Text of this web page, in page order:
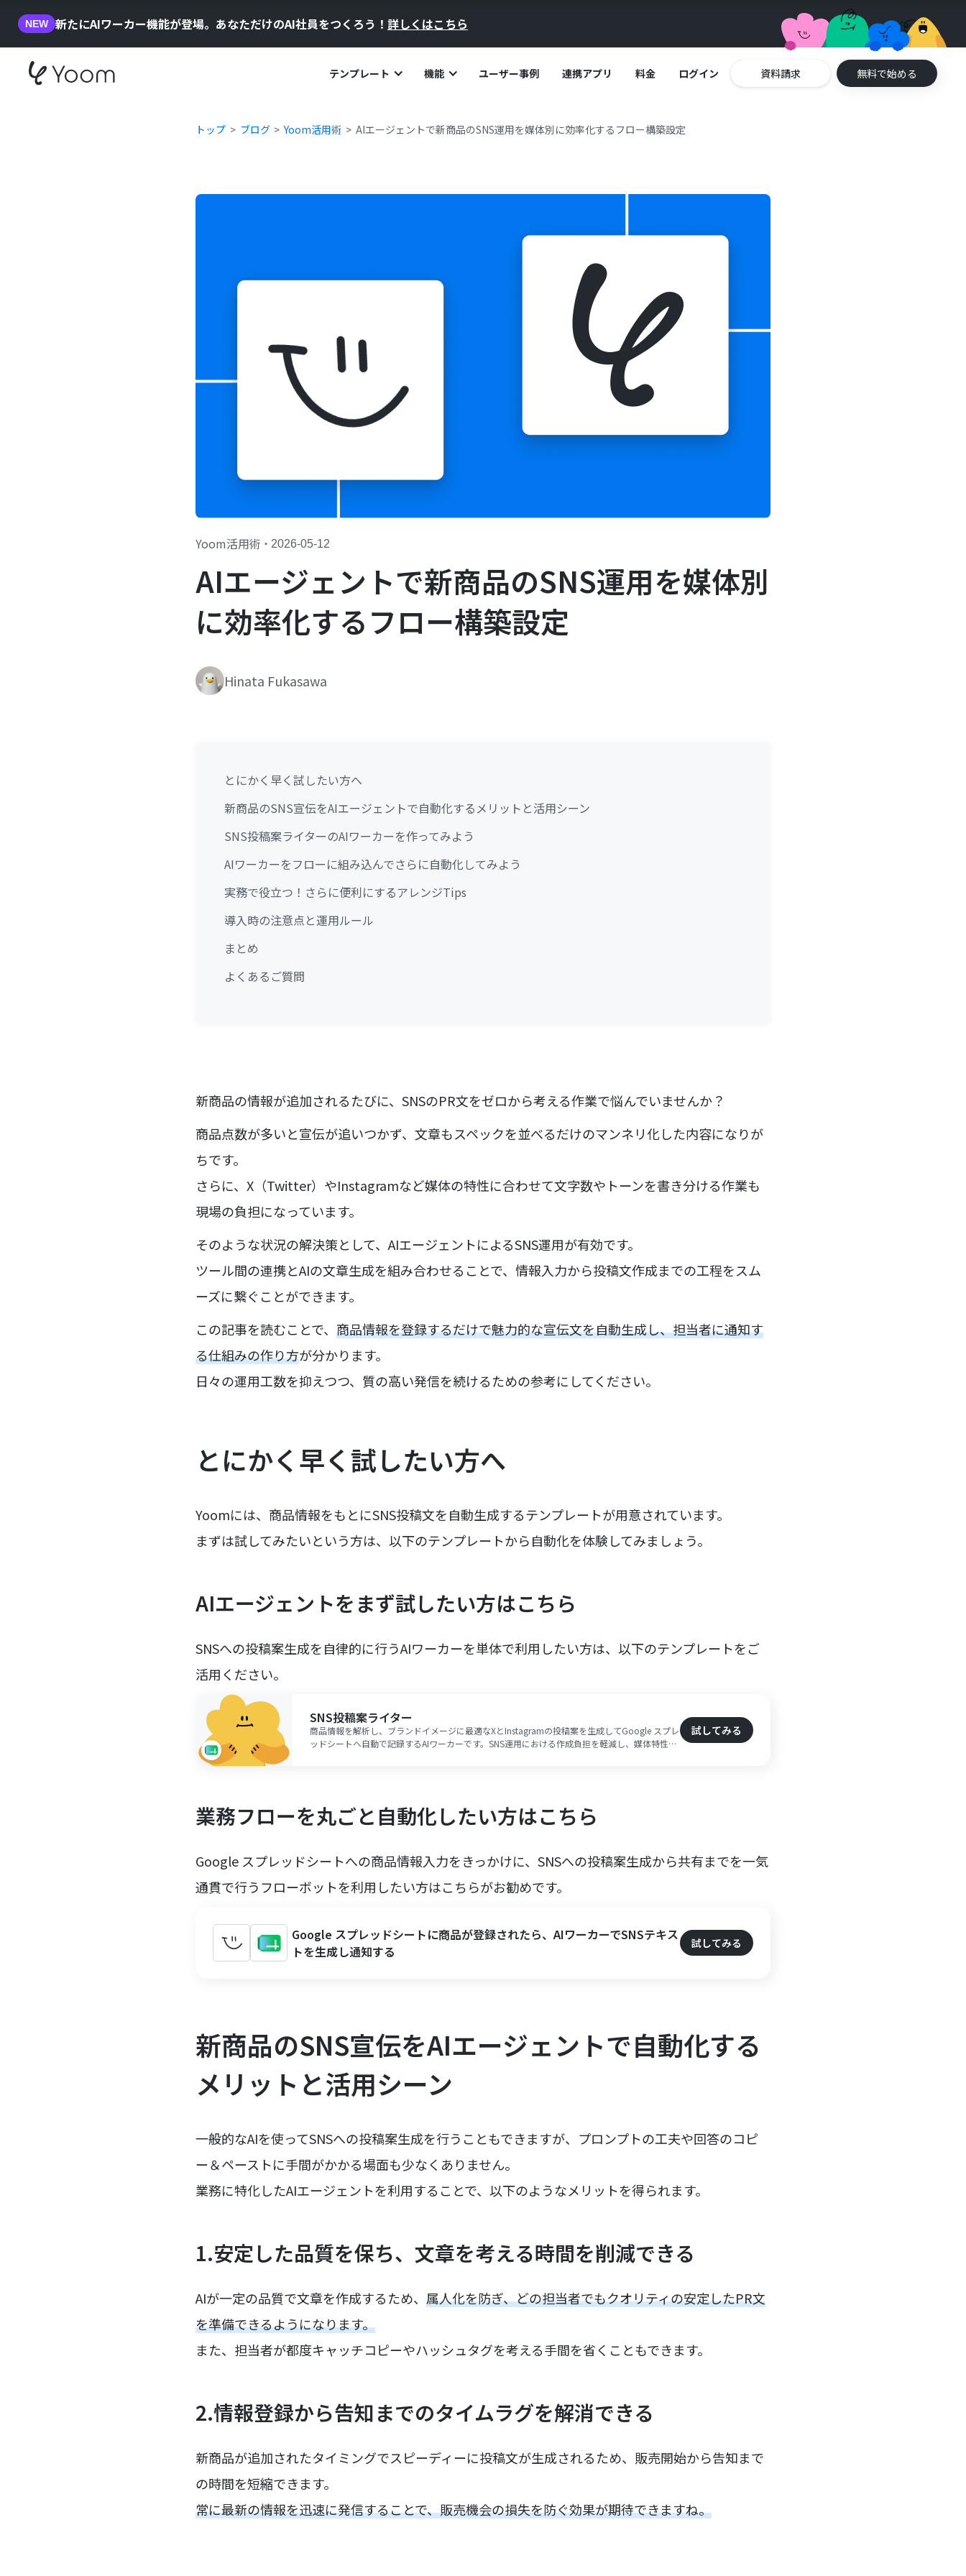
NEW 新たにAIワーカー機能が登場。あなただけのAI社員をつくろう！ 詳しくはこちら
テンプレート 機能 ユーザー事例 連携アプリ 料金 ログイン 資料請求 無料で始める
トップ ブログ Yoom活用術 AIエージェントで新商品のSNS運用を媒体別に効率化するフロー構築設定
Yoom活用術 ・ 2026-05-12
AIエージェントで新商品のSNS運用を媒体別
に効率化するフロー構築設定
Hinata Fukasawa
とにかく早く試したい方へ
新商品のSNS宣伝をAIエージェントで自動化するメリットと活用シーン
SNS投稿案ライターのAIワーカーを作ってみよう
AIワーカーをフローに組み込んでさらに自動化してみよう
実務で役立つ！さらに便利にするアレンジTips
導入時の注意点と運用ルール
まとめ
よくあるご質問
新商品の情報が追加されるたびに、SNSのPR文をゼロから考える作業で悩んでいませんか？
商品点数が多いと宣伝が追いつかず、文章もスペックを並べるだけのマンネリ化した内容になりが
ちです。
さらに、X（Twitter）やInstagramなど媒体の特性に合わせて文字数やトーンを書き分ける作業も
現場の負担になっています。
そのような状況の解決策として、AIエージェントによるSNS運用が有効です。
ツール間の連携とAIの文章生成を組み合わせることで、情報入力から投稿文作成までの工程をスム
ーズに繋ぐことができます。
この記事を読むことで、 商品情報を登録するだけで魅力的な宣伝文を自動生成し、担当者に通知す
る仕組みの作り方が分かります。
日々の運用工数を抑えつつ、質の高い発信を続けるための参考にしてください。
とにかく早く試したい方へ
Yoomには、商品情報をもとにSNS投稿文を自動生成するテンプレートが用意されています。
まずは試してみたいという方は、以下のテンプレートから自動化を体験してみましょう。
AIエージェントをまず試したい方はこちら
SNSへの投稿案生成を自律的に行うAIワーカーを単体で利用したい方は、以下のテンプレートをご
活用ください。
SNS投稿案ライター
商品情報を解析し、ブランドイメージに最適なXとInstagramの投稿案を生成してGoogle スプレ
ッドシートへ自動で記録するAIワーカーです。SNS運用における作成負担を軽減し、媒体特性に
試してみる
業務フローを丸ごと自動化したい方はこちら
Google スプレッドシートへの商品情報入力をきっかけに、SNSへの投稿案生成から共有までを一気
通貫で行うフローボットを利用したい方はこちらがお勧めです。
Google スプレッドシートに商品が登録されたら、AIワーカーでSNSテキス
トを生成し通知する
試してみる
新商品のSNS宣伝をAIエージェントで自動化する
メリットと活用シーン
一般的なAIを使ってSNSへの投稿案生成を行うこともできますが、プロンプトの工夫や回答のコピ
ー＆ペーストに手間がかかる場面も少なくありません。
業務に特化したAIエージェントを利用することで、以下のようなメリットを得られます。
1.安定した品質を保ち、文章を考える時間を削減できる
AIが一定の品質で文章を作成するため、 属人化を防ぎ、どの担当者でもクオリティの安定したPR文
を準備できるようになります。
また、担当者が都度キャッチコピーやハッシュタグを考える手間を省くこともできます。
2.情報登録から告知までのタイムラグを解消できる
新商品が追加されたタイミングでスピーディーに投稿文が生成されるため、販売開始から告知まで
の時間を短縮できます。
常に最新の情報を迅速に発信することで、販売機会の損失を防ぐ効果が期待できますね。